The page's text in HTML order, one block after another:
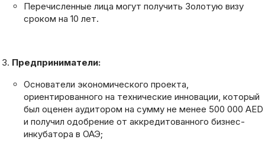
Перечисленные лица могут получить Золотую визу
сроком на 10 лет.
Предприниматели:
Основатели экономического проекта,
ориентированного на технические инновации, который
был оценен аудитором на сумму не менее 500 000 AED
и получил одобрение от аккредитованного бизнес-
инкубатора в ОАЭ;